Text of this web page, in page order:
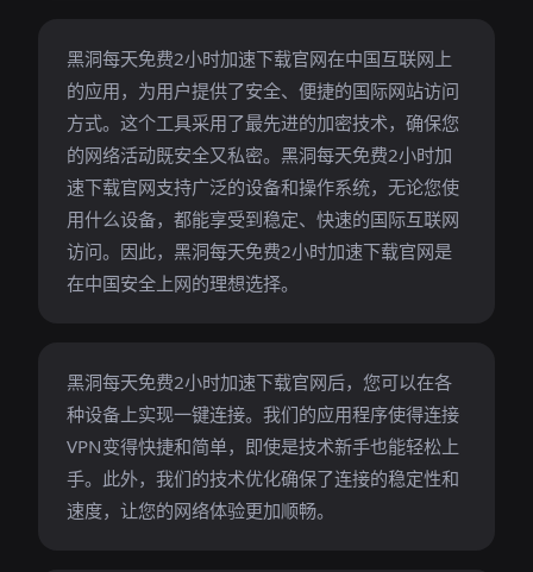
黑洞每天免费2小时加速下载官网在中国互联网上
的应用，为用户提供了安全、便捷的国际网站访问
方式。这个工具采用了最先进的加密技术，确保您
的网络活动既安全又私密。黑洞每天免费2小时加
速下载官网支持广泛的设备和操作系统，无论您使
用什么设备，都能享受到稳定、快速的国际互联网
访问。因此，黑洞每天免费2小时加速下载官网是
在中国安全上网的理想选择。
黑洞每天免费2小时加速下载官网后，您可以在各
种设备上实现一键连接。我们的应用程序使得连接
VPN变得快捷和简单，即使是技术新手也能轻松上
手。此外，我们的技术优化确保了连接的稳定性和
速度，让您的网络体验更加顺畅。